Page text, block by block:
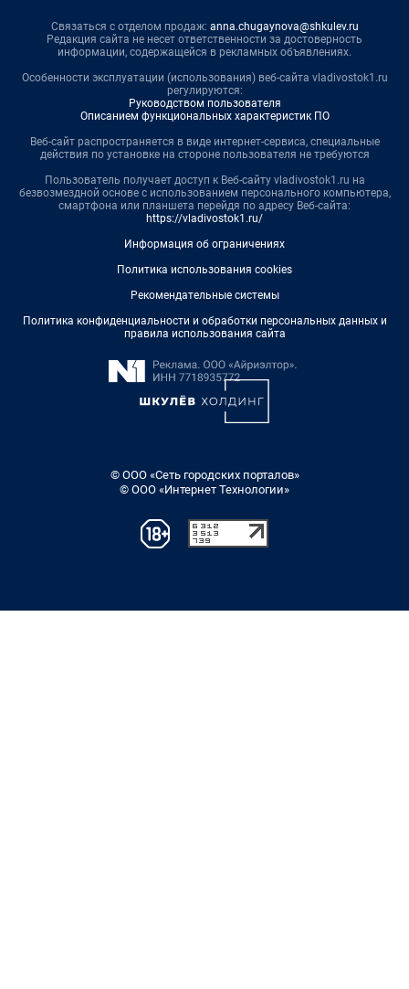
Связаться с отделом продаж: anna.chugaynova@shkulev.ru
Редакция сайта не несет ответственности за достоверность
информации, содержащейся в рекламных объявлениях.
Особенности эксплуатации (использования) веб-сайта vladivostok1.ru
регулируются:
Руководством пользователя
Описанием функциональных характеристик ПО
Веб-сайт распространяется в виде интернет-сервиса, специальные
действия по установке на стороне пользователя не требуются
Пользователь получает доступ к Веб-сайту vladivostok1.ru на
безвозмездной основе с использованием персонального компьютера,
смартфона или планшета перейдя по адресу Веб-сайта:
https://vladivostok1.ru/
Информация об ограничениях
Политика использования cookies
Рекомендательные системы
Политика конфиденциальности и обработки персональных данных и
правила использования сайта
© ООО «Сеть городских порталов»
© ООО «Интернет Технологии»